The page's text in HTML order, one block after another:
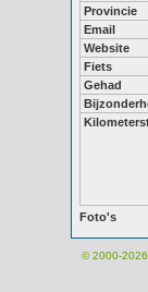
Provincie
Email
Website
Fiets
Gehad
Foto's
© 2000-2026